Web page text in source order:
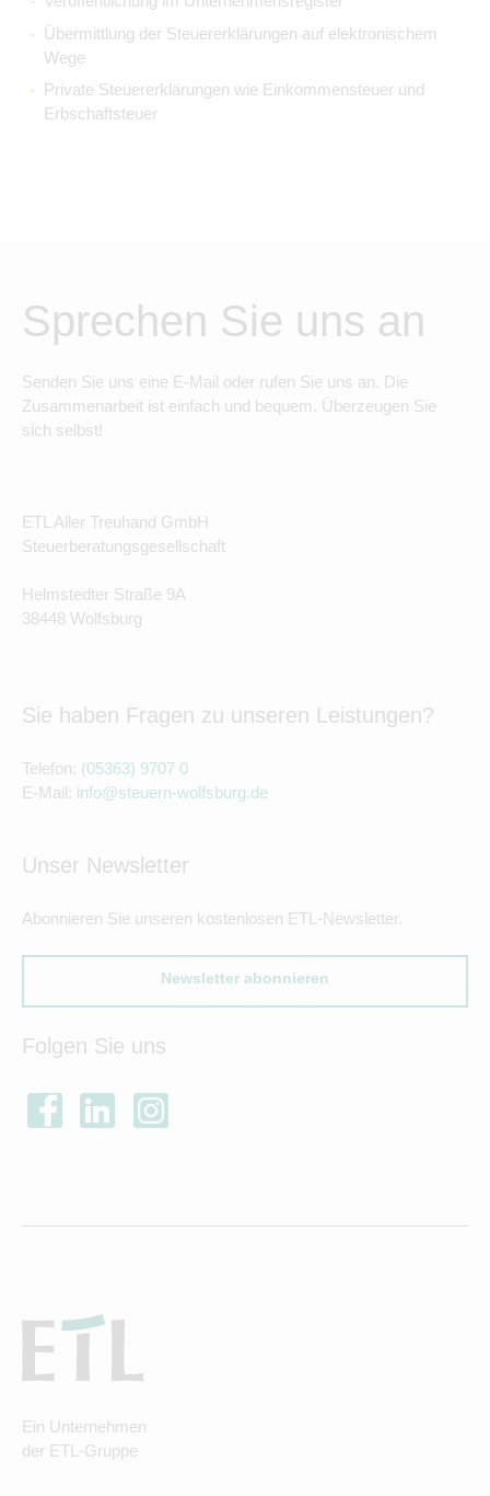
Übermittlung der Steuererklärungen auf elektronischem
Wege
Private Steuererklärungen wie Einkommensteuer und
Erbschaftsteuer
Sprechen Sie uns an
Senden Sie uns eine E-Mail oder rufen Sie uns an. Die
Zusammenarbeit ist einfach und bequem. Überzeugen Sie
sich selbst!
ETL Aller Treuhand GmbH
Steuerberatungsgesellschaft
Helmstedter Straße 9A
38448 Wolfsburg
Sie haben Fragen zu unseren Leistungen?
Telefon: (05363) 9707 0
E-Mail: info@steuern-wolfsburg.de
Unser Newsletter
Abonnieren Sie unseren kostenlosen ETL-Newsletter.
Newsletter abonnieren
Folgen Sie uns
Ein Unternehmen
der ETL-Gruppe